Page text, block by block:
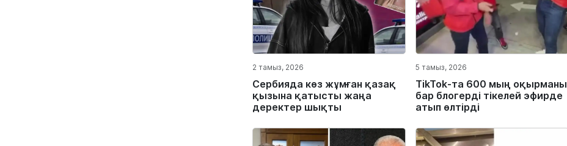
2 тамыз, 2026
Сербияда көз жұмған қазақ
қызына қатысты жаңа
деректер шықты
5 тамыз, 2026
TikTok-та 600 мың оқырманы
бар блогерді тікелей эфирде
атып өлтірді